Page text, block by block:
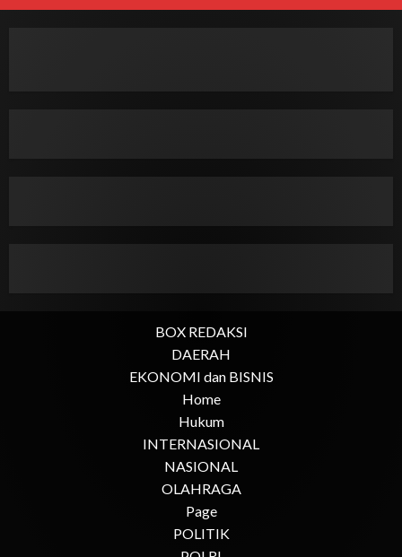
BOX REDAKSI
DAERAH
EKONOMI dan BISNIS
Home
Hukum
INTERNASIONAL
NASIONAL
OLAHRAGA
Page
POLITIK